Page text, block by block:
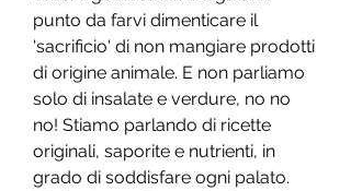
punto da farvi dimenticare il
'sacrificio' di non mangiare prodotti
di origine animale. E non parliamo
solo di insalate e verdure, no no
no! Stiamo parlando di ricette
originali, saporite e nutrienti, in
grado di soddisfare ogni palato.